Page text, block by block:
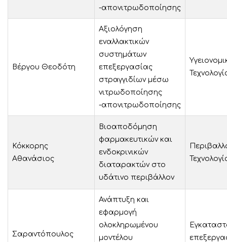
-απονιτρωδοποίησης
Βέργου Θεοδότη
Αξιολόγηση
εναλλακτικών
συστημάτων
επεξεργασίας
στραγγιδίων μέσω
νιτρωδοποίησης
-απονιτρωδοποίησης
Κόκκορης
Αθανάσιος
Βιοαποδόμηση
φαρμακευτικών και
ενδοκρινικών
διαταρακτών στο
υδάτινο περιβάλλον
Σαραντόπουλος
Ανάπτυξη και
εφαρμογή
ολοκληρωμένου
μοντέλου